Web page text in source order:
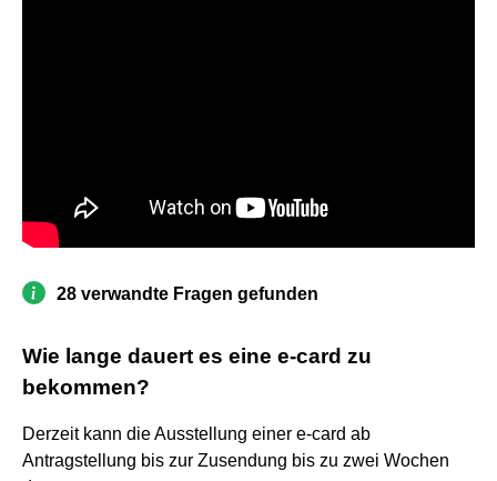
28 verwandte Fragen gefunden
Wie lange dauert es eine e-card zu
bekommen?
Derzeit kann die Ausstellung einer e-card ab
Antragstellung bis zur Zusendung bis zu zwei Wochen